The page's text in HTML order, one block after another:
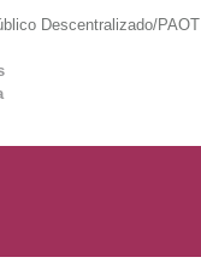
Descentralizado/PAOT